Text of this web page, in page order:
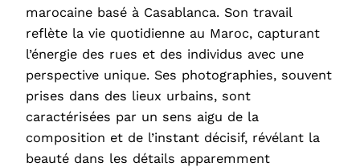
marocaine basé à Casablanca. Son travail
reflète la vie quotidienne au Maroc, capturant
l’énergie des rues et des individus avec une
perspective unique. Ses photographies, souvent
prises dans des lieux urbains, sont
caractérisées par un sens aigu de la
composition et de l’instant décisif, révélant la
beauté dans les détails apparemment